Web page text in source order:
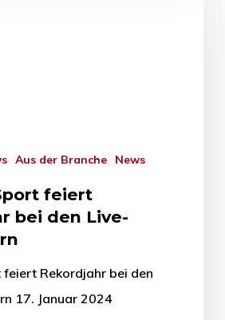
Aus der Branche News
feiert
bei den Live-
Rekordjahr bei den
17. Januar 2024